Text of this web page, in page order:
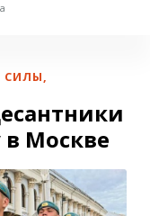
СИЛЫ,
в Москве